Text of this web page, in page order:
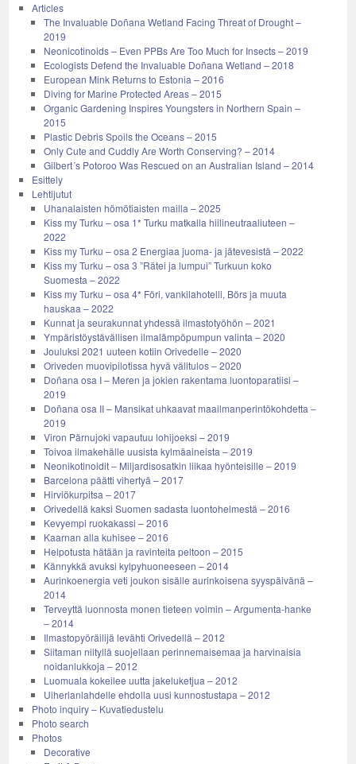
Articles
The Invaluable Doñana Wetland Facing Threat of Drought –
2019
Neonicotinoids – Even PPBs Are Too Much for Insects – 2019
Ecologists Defend the Invaluable Doñana Wetland – 2018
European Mink Returns to Estonia – 2016
Diving for Marine Protected Areas – 2015
Organic Gardening Inspires Youngsters in Northern Spain –
2015
Plastic Debris Spoils the Oceans – 2015
Only Cute and Cuddly Are Worth Conserving? – 2014
Gilbert´s Potoroo Was Rescued on an Australian Island – 2014
Esittely
Lehtijutut
Uhanalaisten hömötiaisten mailla – 2025
Kiss my Turku – osa 1* Turku matkalla hiilineutraaliuteen –
2022
Kiss my Turku – osa 2 Energiaa juoma- ja jätevesistä – 2022
Kiss my Turku – osa 3 ”Rätei ja lumpui” Turkuun koko
Suomesta – 2022
Kiss my Turku – osa 4* Föri, vankilahotelli, Börs ja muuta
hauskaa – 2022
Kunnat ja seurakunnat yhdessä ilmastotyöhön – 2021
Ympäristöystävällisen ilmalämpöpumpun valinta – 2020
Jouluksi 2021 uuteen kotiin Orivedelle – 2020
Oriveden muovipilotissa hyvä välitulos – 2020
Doñana osa I – Meren ja jokien rakentama luontoparatiisi –
2019
Doñana osa II – Mansikat uhkaavat maailmanperintökohdetta –
2019
Viron Pärnujoki vapautuu lohijoeksi – 2019
Toivoa ilmakehälle uusista kylmäaineista – 2019
Neonikotinoidit – Miljardisosatkin liikaa hyönteisille – 2019
Barcelona päätti vihertyä – 2017
Hirviökurpitsa – 2017
Orivedellä kaksi Suomen sadasta luontohelmestä – 2016
Kevyempi ruokakassi – 2016
Kaarnan alla kuhisee – 2016
Helpotusta hätään ja ravinteita peltoon – 2015
Kännykkä avuksi kylpyhuoneeseen – 2014
Aurinkoenergia veti joukon sisälle aurinkoisena syyspäivänä –
2014
Terveyttä luonnosta monen tieteen voimin – Argumenta-hanke
– 2014
Ilmastopyöräilijä levähti Orivedellä – 2012
Siitaman niityllä suojellaan perinnemaisemaa ja harvinaisia
noidanlukkoja – 2012
Luomuala kokeilee uutta jakeluketjua – 2012
Uiherlanlahdelle ehdolla uusi kunnostustapa – 2012
Photo inquiry – Kuvatiedustelu
Photo search
Photos
Decorative